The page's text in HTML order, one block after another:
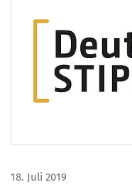
18. Juli 2019